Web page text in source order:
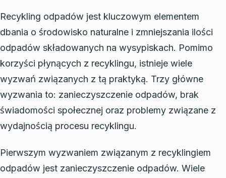
Recykling odpadów jest kluczowym elementem
dbania o środowisko naturalne i zmniejszania ilości
odpadów składowanych na wysypiskach. Pomimo
korzyści płynących z recyklingu, istnieje wiele
wyzwań związanych z tą praktyką. Trzy główne
wyzwania to: zanieczyszczenie odpadów, brak
świadomości społecznej oraz problemy związane z
wydajnością procesu recyklingu.
Pierwszym wyzwaniem związanym z recyklingiem
odpadów jest zanieczyszczenie odpadów. Wiele